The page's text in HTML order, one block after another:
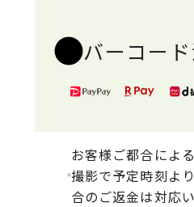
バーコー
お客様ご都合によ
撮影で予定時刻よ
合のご返金は対応